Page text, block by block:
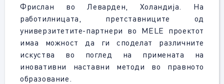
Фрислан во Леварден, Холандија. На
работилницата, претставниците од
универзитетите-партнери во MELE проектот
имаа можност да ги споделат различните
искуства во поглед на примената на
иновативни наставни методи во правното
образование.